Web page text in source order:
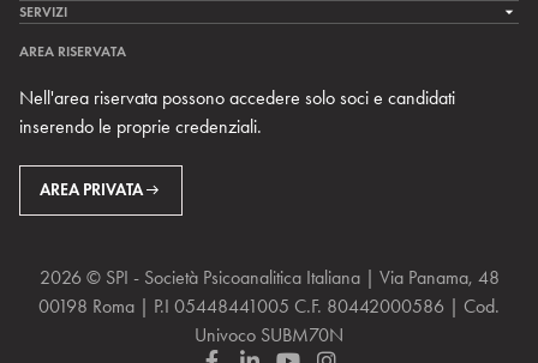
LA RICERCA
MULTIMEDIA
LA SPI
TEAM DI SPIWEB
CONTATTI
RIVISTE
SERVIZI
ARCHIVIO STORICO
AREA RISERVATA
Nell'area riservata possono accedere solo soci e candidati
inserendo le proprie credenziali.
AREA PRIVATA
2026 © SPI - Società Psicoanalitica Italiana | Via Panama, 48
00198 Roma | P.I 05448441005 C.F. 80442000586 | Cod.
Univoco SUBM70N